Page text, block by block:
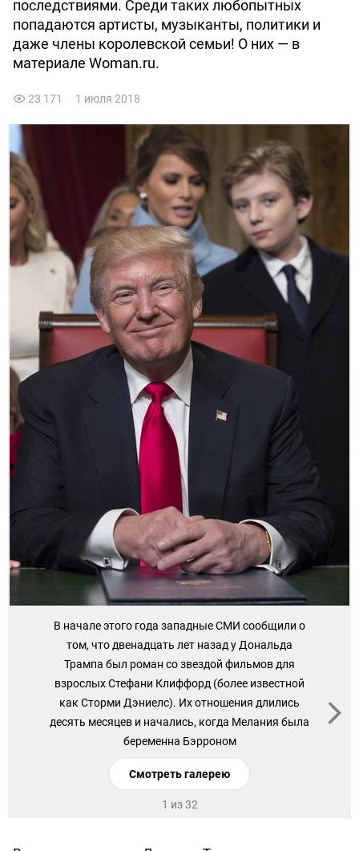
последствиями. Среди таких любопытных
попадаются артисты, музыканты, политики и
даже члены королевской семьи! О них — в
материале Woman.ru.
23 171 1 июля 2018
В начале этого года западные СМИ сообщили о
том, что двенадцать лет назад у Дональда
Трампа был роман со звездой фильмов для
взрослых Стефани Клиффорд (более известной
как Сторми Дэниелс). Их отношения длились
десять месяцев и начались, когда Мелания была
беременна Бэрроном
Смотреть галерею
1 из 32